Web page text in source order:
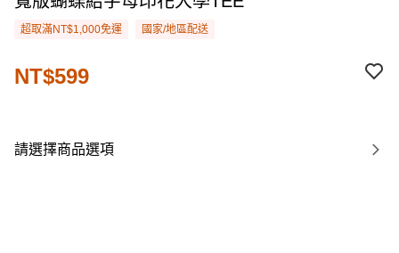
超取滿NT$1,000免運 國家/地區配送
NT$599
請選擇商品選項